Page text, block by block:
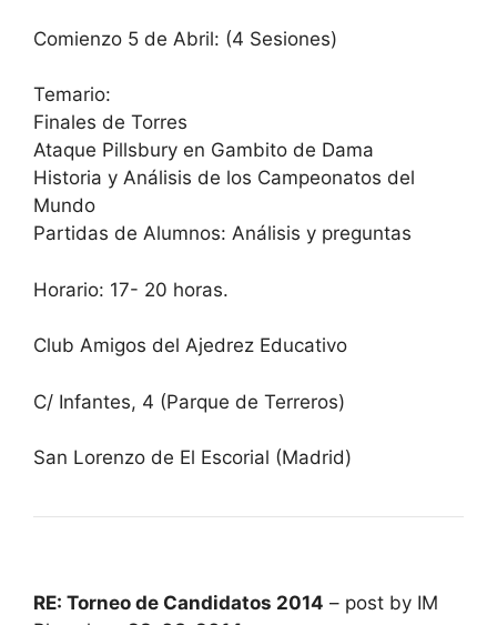
Comienzo 5 de Abril: (4 Sesiones)
Temario:
Finales de Torres
Ataque Pillsbury en Gambito de Dama
Historia y Análisis de los Campeonatos del
Mundo
Partidas de Alumnos: Análisis y preguntas
Horario: 17- 20 horas.
Club Amigos del Ajedrez Educativo
C/ Infantes, 4 (Parque de Terreros)
San Lorenzo de El Escorial (Madrid)
RE: Torneo de Candidatos 2014 – post by IM